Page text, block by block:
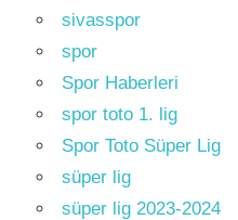
sivasspor
spor
Spor Haberleri
spor toto 1. lig
Spor Toto Süper Lig
süper lig
süper lig 2023-2024